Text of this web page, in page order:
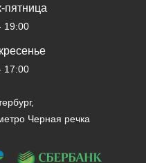
пятница
19:00
17:00
Черная речка